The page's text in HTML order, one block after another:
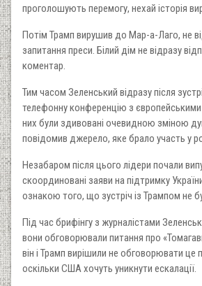
проголошують перемогу, нехай історія
Потім Трамп вирушив до Мар-а-Лаго, не
запитання преси. Білий дім не відразу
коментар.
Тим часом Зеленський відразу після
телефонну конференцію з європейськими
них були здивовані очевидною зміною
повідомив джерело, яке брало участь у
Незабаром після цього лідери почали
скоординовані заяви на підтримку
ознакою того, що зустріч із Трампом не
Під час брифінгу з журналістами
вони обговорювали питання про
він і Трамп вирішили не обговорювати це
оскільки США хочуть уникнути ескалації.